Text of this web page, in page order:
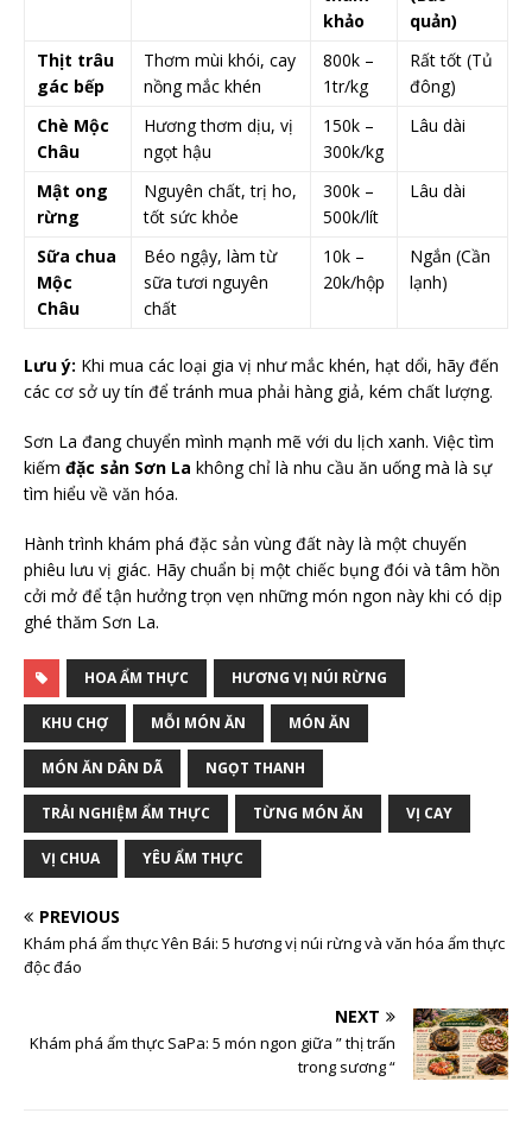
khảo
quản)
Thịt trâu
gác bếp
Thơm mùi khói, cay
nồng mắc khén
800k –
1tr/kg
Rất tốt (Tủ
đông)
Chè Mộc
Châu
Hương thơm dịu, vị
ngọt hậu
150k –
300k/kg
Lâu dài
Mật ong
rừng
Nguyên chất, trị ho,
tốt sức khỏe
300k –
500k/lít
Lâu dài
Sữa chua
Mộc
Châu
Béo ngậy, làm từ
sữa tươi nguyên
chất
10k –
20k/hộp
Ngắn (Cần
lạnh)
Lưu ý: Khi mua các loại gia vị như mắc khén, hạt dổi, hãy đến
các cơ sở uy tín để tránh mua phải hàng giả, kém chất lượng.
Sơn La đang chuyển mình mạnh mẽ với du lịch xanh. Việc tìm
kiếm đặc sản Sơn La không chỉ là nhu cầu ăn uống mà là sự
tìm hiểu về văn hóa.
Hành trình khám phá đặc sản vùng đất này là một chuyến
phiêu lưu vị giác. Hãy chuẩn bị một chiếc bụng đói và tâm hồn
cởi mở để tận hưởng trọn vẹn những món ngon này khi có dịp
ghé thăm Sơn La.
HOA ẨM THỰC HƯƠNG VỊ NÚI RỪNG
KHU CHỢ MỖI MÓN ĂN MÓN ĂN
MÓN ĂN DÂN DÃ NGỌT THANH
TRẢI NGHIỆM ẨM THỰC TỪNG MÓN ĂN VỊ CAY
VỊ CHUA YÊU ẨM THỰC
PREVIOUS
Khám phá ẩm thực Yên Bái: 5 hương vị núi rừng và văn hóa ẩm thực
độc đáo
NEXT
Khám phá ẩm thực SaPa: 5 món ngon giữa ” thị trấn
trong sương “